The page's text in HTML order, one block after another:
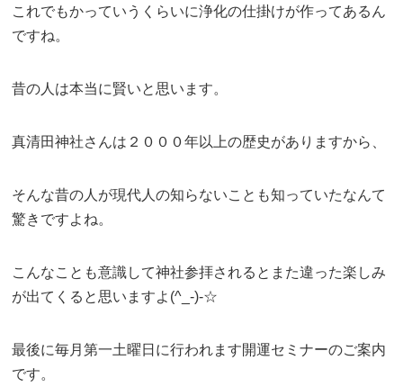
これでもかっていうくらいに浄化の仕掛けが作ってあるん
ですね。
昔の人は本当に賢いと思います。
真清田神社さんは２０００年以上の歴史がありますから、
そんな昔の人が現代人の知らないことも知っていたなんて
驚きですよね。
こんなことも意識して神社参拝されるとまた違った楽しみ
が出てくると思いますよ(^_-)-☆
最後に毎月第一土曜日に行われます開運セミナーのご案内
です。